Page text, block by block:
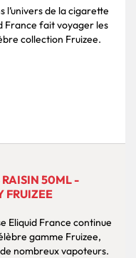
l’univers de la cigarette
France fait voyager les
collection Fruizee.
RAISIN 50ML -
FRUIZEE
Eliquid France continue
gamme Fruizee,
nombreux vapoteurs.